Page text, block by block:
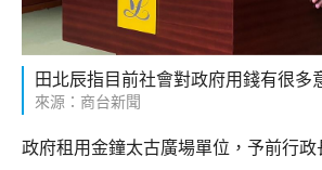
田北辰指目前社會對政府用錢有很
來源：商台新聞
政府租用金鐘太古廣場單位，予前行